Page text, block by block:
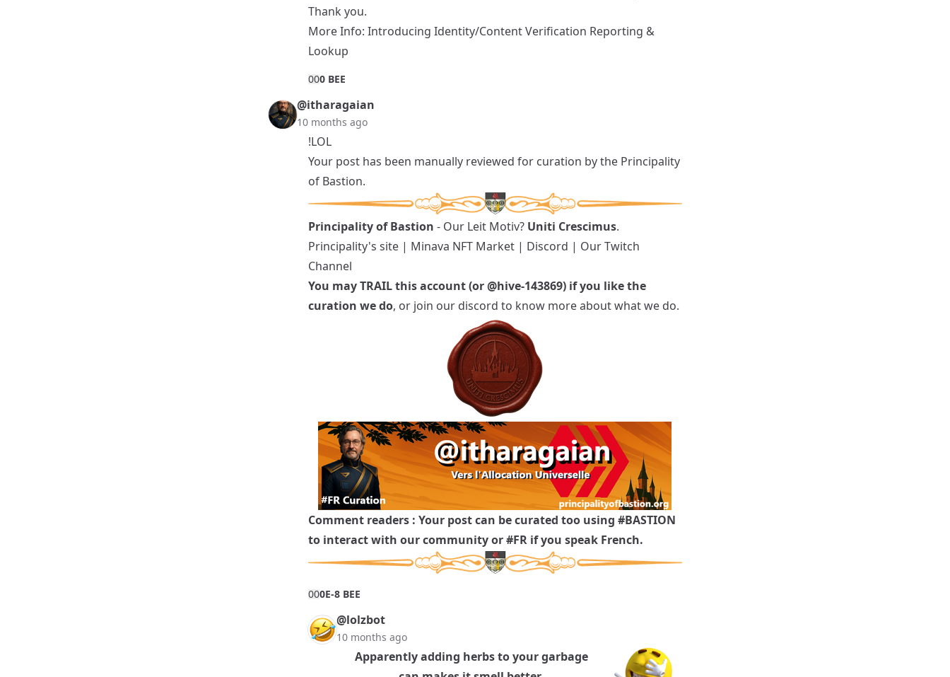
Thank you.
More Info: Introducing Identity/Content Verification Reporting &
Lookup
000 BEE
@itharagaian
10 months ago
!LOL
Your post has been manually reviewed for curation by the Principality
of Bastion.
Principality of Bastion - Our Leit Motiv? Uniti Crescimus.
Principality's site| Minava NFT Market| Discord | Our Twitch
Channel
You may TRAIL this account (or@hive-143869) if you like the
curation we do, or join our discord to know more about what we do.
Comment readers : Your post can be curated too using #BASTION
to interact with our community or#FRif you speak French.
000E-8 BEE
@lolzbot
10 months ago
Apparently adding herbs to your garbage